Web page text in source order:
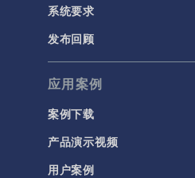
系统要求
发布回顾
应用案例
案例下载
产品演示视频
用户案例